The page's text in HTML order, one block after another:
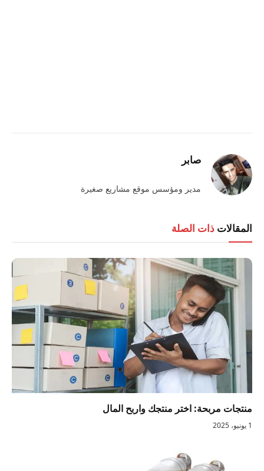
صابر
مدير ومؤسس موقع مشاريع صغيرة
المقالات ذات الصلة
منتجات مربحة: اختر منتجك واربح المال
1 يونيو، 2025